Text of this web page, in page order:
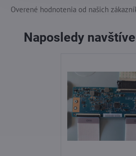
Overené hodnotenia od našich
Naposledy